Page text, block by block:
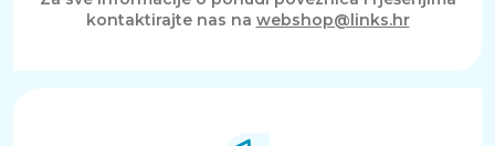
kontaktirajte nas na webshop@links.hr